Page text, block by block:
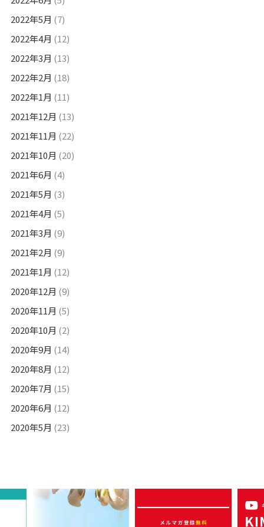
2022年5月 (7)
2022年4月 (12)
2022年3月 (13)
2022年2月 (18)
2022年1月 (11)
2021年12月 (13)
2021年11月 (22)
2021年10月 (20)
2021年6月 (4)
2021年5月 (3)
2021年4月 (5)
2021年3月 (9)
2021年2月 (9)
2021年1月 (12)
2020年12月 (9)
2020年11月 (5)
2020年10月 (2)
2020年9月 (14)
2020年8月 (12)
2020年7月 (15)
2020年6月 (12)
2020年5月 (23)